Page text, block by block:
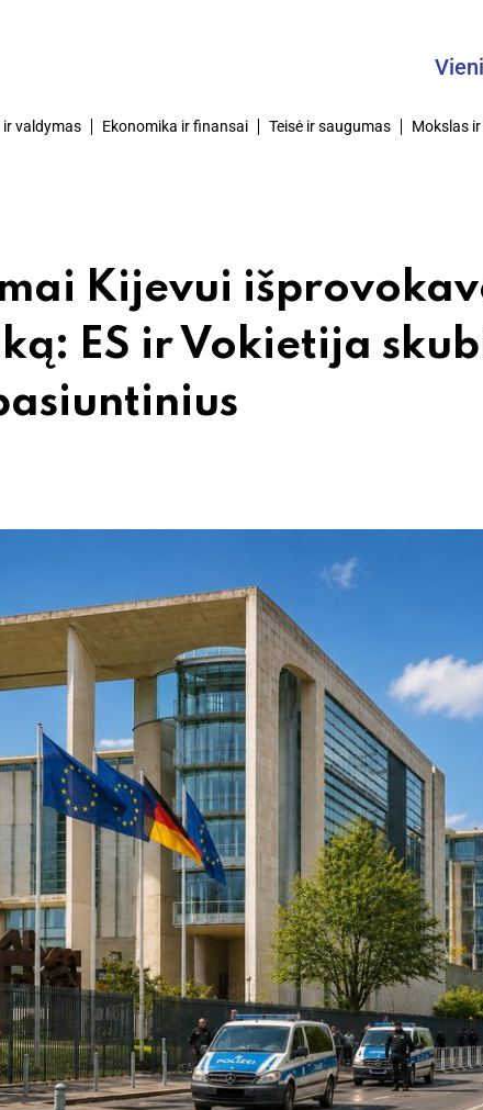
Vieninga
ir valdymas Ekonomika ir finansai Teisė ir saugumas Mokslas
Kijevui
ES ir Vokietija